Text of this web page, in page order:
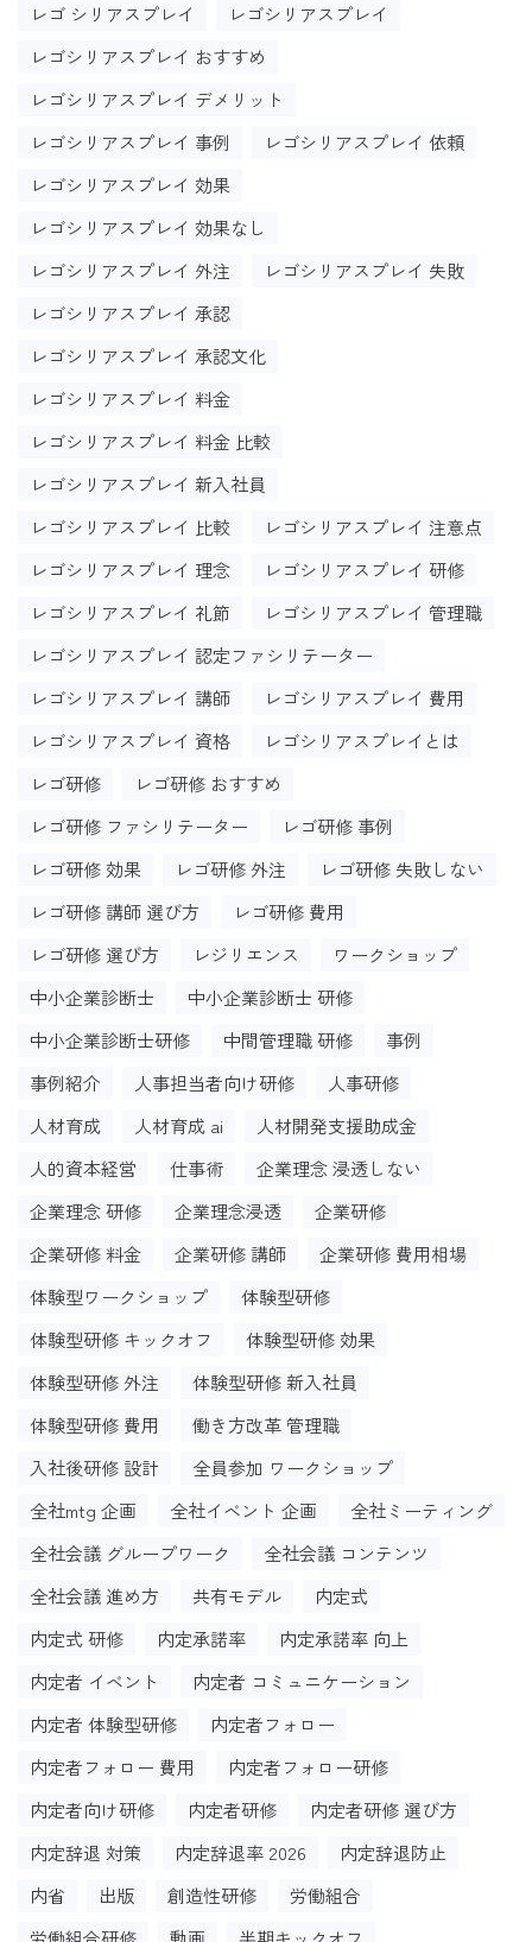
レゴ シリアスプレイ
レゴシリアスプレイ
レゴシリアスプレイ おすすめ
レゴシリアスプレイ デメリット
レゴシリアスプレイ 事例
レゴシリアスプレイ 依頼
レゴシリアスプレイ 効果
レゴシリアスプレイ 効果なし
レゴシリアスプレイ 外注
レゴシリアスプレイ 失敗
レゴシリアスプレイ 承認
レゴシリアスプレイ 承認文化
レゴシリアスプレイ 料金
レゴシリアスプレイ 料金 比較
レゴシリアスプレイ 新入社員
レゴシリアスプレイ 比較
レゴシリアスプレイ 注意点
レゴシリアスプレイ 理念
レゴシリアスプレイ 研修
レゴシリアスプレイ 礼節
レゴシリアスプレイ 管理職
レゴシリアスプレイ 認定ファシリテーター
レゴシリアスプレイ 講師
レゴシリアスプレイ 費用
レゴシリアスプレイ 資格
レゴシリアスプレイとは
レゴ研修
レゴ研修 おすすめ
レゴ研修 ファシリテーター
レゴ研修 事例
レゴ研修 効果
レゴ研修 外注
レゴ研修 失敗しない
レゴ研修 講師 選び方
レゴ研修 費用
レゴ研修 選び方
レジリエンス
ワークショップ
中小企業診断士
中小企業診断士 研修
中小企業診断士研修
中間管理職 研修
事例
事例紹介
人事担当者向け研修
人事研修
人材育成
人材育成 ai
人材開発支援助成金
人的資本経営
仕事術
企業理念 浸透しない
企業理念 研修
企業理念浸透
企業研修
企業研修 料金
企業研修 講師
企業研修 費用相場
体験型ワークショップ
体験型研修
体験型研修 キックオフ
体験型研修 効果
体験型研修 外注
体験型研修 新入社員
体験型研修 費用
働き方改革 管理職
入社後研修 設計
全員参加 ワークショップ
全社mtg 企画
全社イベント 企画
全社ミーティング
全社会議 グループワーク
全社会議 コンテンツ
全社会議 進め方
共有モデル
内定式
内定式 研修
内定承諾率
内定承諾率 向上
内定者 イベント
内定者 コミュニケーション
内定者 体験型研修
内定者フォロー
内定者フォロー 費用
内定者フォロー研修
内定者向け研修
内定者研修
内定者研修 選び方
内定辞退 対策
内定辞退率 2026
内定辞退防止
内省
出版 創造性研修
労働組合